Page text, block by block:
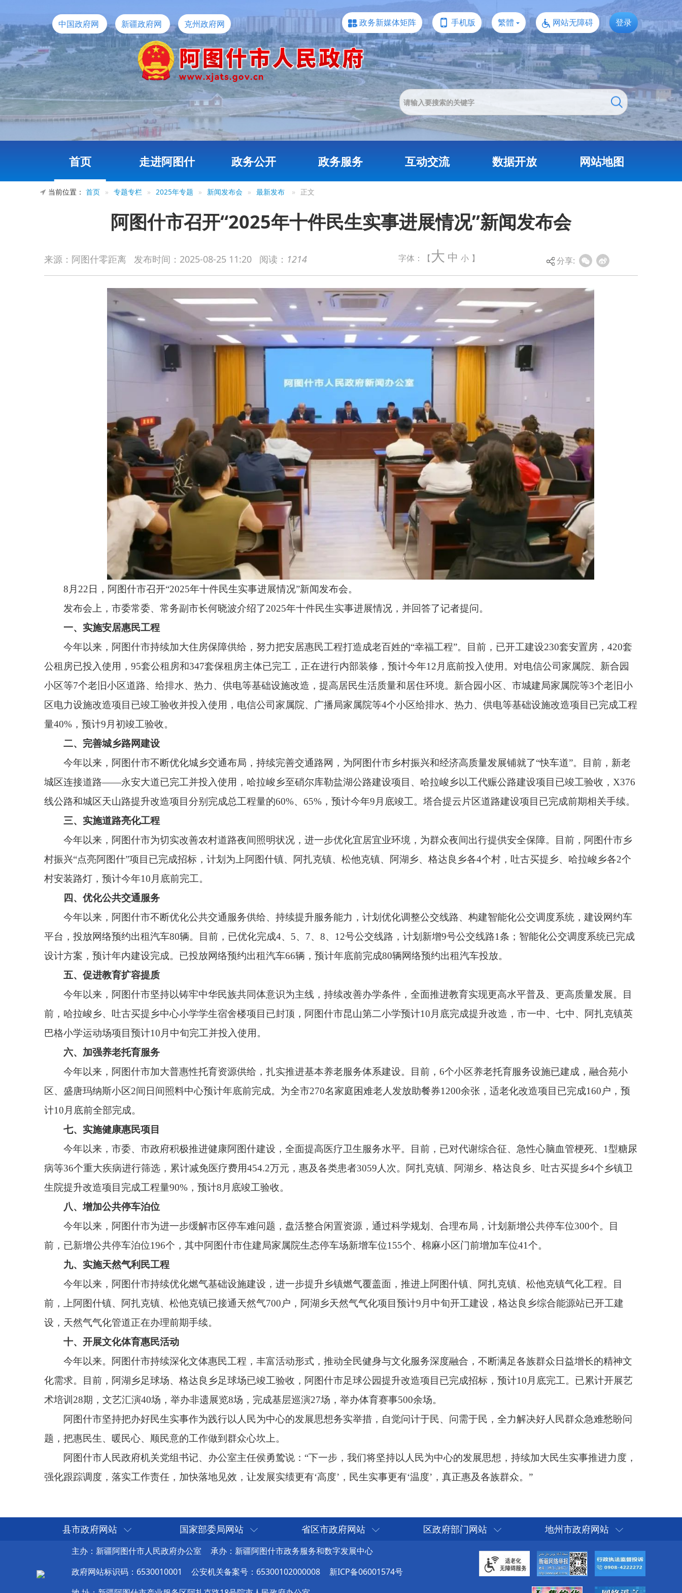
中国政府网 新疆政府网 克州政府网 政务新媒体矩阵 手机版 繁體 网站无障碍 登录
首页 走进阿图什 政务公开 政务服务 互动交流 数据开放 网站地图
当前位置： 首页 » 专题专栏 » 2025年专题 » 新闻发布会 » 最新发布 » 正文
阿图什市召开“2025年十件民生实事进展情况”新闻发布会
来源：阿图什零距离 发布时间： 2025-08-25 11:20 阅读： 1214 字体：【大 中 小 】 分享:
8月22日，阿图什市召开“2025年十件民生实事进展情况”新闻发布会。
发布会上，市委常委、常务副市长何晓波介绍了2025年十件民生实事进展情况，并回答了记者提问。
一、实施安居惠民工程
今年以来，阿图什市持续加大住房保障供给，努力把安居惠民工程打造成老百姓的“幸福工程”。目前，已开工建设230套安置房，420套
公租房已投入使用，95套公租房和347套保租房主体已完工，正在进行内部装修，预计今年12月底前投入使用。对电信公司家属院、新合园
小区等7个老旧小区道路、给排水、热力、供电等基础设施改造，提高居民生活质量和居住环境。新合园小区、市城建局家属院等3个老旧小
区电力设施改造项目已竣工验收并投入使用，电信公司家属院、广播局家属院等4个小区给排水、热力、供电等基础设施改造项目已完成工程
量40%，预计9月初竣工验收。
今年以来，阿图什市不断优化城乡交通布局，持续完善交通路网，为阿图什市乡村振兴和经济高质量发展铺就了“快车道”。目前，新老
城区连接道路——永安大道已完工并投入使用，哈拉峻乡至硝尔库勒盐湖公路建设项目、哈拉峻乡以工代赈公路建设项目已竣工验收，X376
线公路和城区天山路提升改造项目分别完成总工程量的60%、65%，预计今年9月底竣工。塔合提云片区道路建设项目已完成前期相关手续。
三、实施道路亮化工程
今年以来，阿图什市为切实改善农村道路夜间照明状况，进一步优化宜居宜业环境，为群众夜间出行提供安全保障。目前，阿图什市乡
村安装路灯，预计今年10月底前完工。
四、优化公共交通服务
今年以来，阿图什市不断优化公共交通服务供给、持续提升服务能力，计划优化调整公交线路、构建智能化公交调度系统，建设网约车
平台，投放网络预约出租汽车80辆。目前，已优化完成4、5、7、8、12号公交线路，计划新增9号公交线路1条；智能化公交调度系统已完成
设计方案，预计年内建设完成。已投放网络预约出租汽车66辆，预计年底前完成80辆网络预约出租汽车投放。
今年以来，阿图什市坚持以铸牢中华民族共同体意识为主线，持续改善办学条件，全面推进教育实现更高水平普及、更高质量发展。目
前，哈拉峻乡、吐古买提乡中心小学学生宿舍楼项目已封顶，阿图什市昆山第二小学预计10月底完成提升改造，市一中、七中、阿扎克镇英
巴格小学运动场项目预计10月中旬完工并投入使用。
六、加强养老托育服务
今年以来，阿图什市加大普惠性托育资源供给，扎实推进基本养老服务体系建设。目前，6个小区养老托育服务设施已建成，融合苑小
计10月底前全部完成。
七、实施健康惠民项目
今年以来，市委、市政府积极推进健康阿图什建设，全面提高医疗卫生服务水平。目前，已对代谢综合征、急性心脑血管梗死、1型糖尿
病等36个重大疾病进行筛选，累计减免医疗费用454.2万元，惠及各类患者3059人次。阿扎克镇、阿湖乡、格达良乡、吐古买提乡4个乡镇卫
生院提升改造项目完成工程量90%，预计8月底竣工验收。
今年以来，阿图什市为进一步缓解市区停车难问题，盘活整合闲置资源，通过科学规划、合理布局，计划新增公共停车位300个。目
前，已新增公共停车泊位196个，其中阿图什市住建局家属院生态停车场新增车位155个、棉麻小区门前增加车位41个。
九、实施天然气利民工程
今年以来，阿图什市持续优化燃气基础设施建设，进一步提升乡镇燃气覆盖面，推进上阿图什镇、阿扎克镇、松他克镇气化工程。目
前，上阿图什镇、阿扎克镇、松他克镇已接通天然气700户，阿湖乡天然气气化项目预计9月中旬开工建设，格达良乡综合能源站已开工建
十、开展文化体育惠民活动
今年以来。阿图什市持续深化文体惠民工程，丰富活动形式，推动全民健身与文化服务深度融合，不断满足各族群众日益增长的精神文
化需求。目前，阿湖乡足球场、格达良乡足球场已竣工验收，阿图什市足球公园提升改造项目已完成招标，预计10月底完工。已累计开展艺
术培训28期，文艺汇演40场，举办非遗展览8场，完成基层巡演27场，举办体育赛事500余场。
阿图什市坚持把办好民生实事作为践行以人民为中心的发展思想务实举措，自觉问计于民、问需于民，全力解决好人民群众急难愁盼问
阿图什市人民政府机关党组书记、办公室主任侯勇鸷说：“下一步，我们将坚持以人民为中心的发展思想，持续加大民生实事推进力度，
强化跟踪调度，落实工作责任，加快落地见效，让发展实绩更有‘高度’，民生实事更有‘温度’，真正惠及各族群众。”
县市政府网站 国家部委局网站 省区市政府网站 区政府部门网站 地州市政府网站
主办：新疆阿图什市人民政府办公室
承办：新疆阿图什市政务服务和数字发展中心
政府网站标识码：6530010001
公安机关备案号：65300102000008
新ICP备06001574号